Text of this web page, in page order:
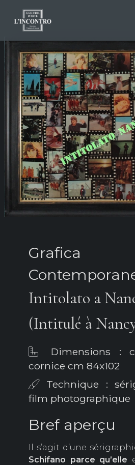
QUI SOMMES-NOU
NEWS ED EVENTS
ARTISTES ET ŒUVRES
EXPOSITIONS
CONTACTS
Grafica
Intitolato a
(Intitulé à
Dimensions :
cornice cm 84x102
Technique :
film photographique
Bref aperçu
Il s’agit d’une
Schifano parce qu’elle